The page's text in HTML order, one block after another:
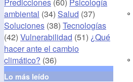
ambiental (34) Salud (37)
Soluciones (38) Tecnologías
(42) Vulnerabilidad (51) ¿Qué
hacer ante el cambio
climático? (36)
Lo más leído